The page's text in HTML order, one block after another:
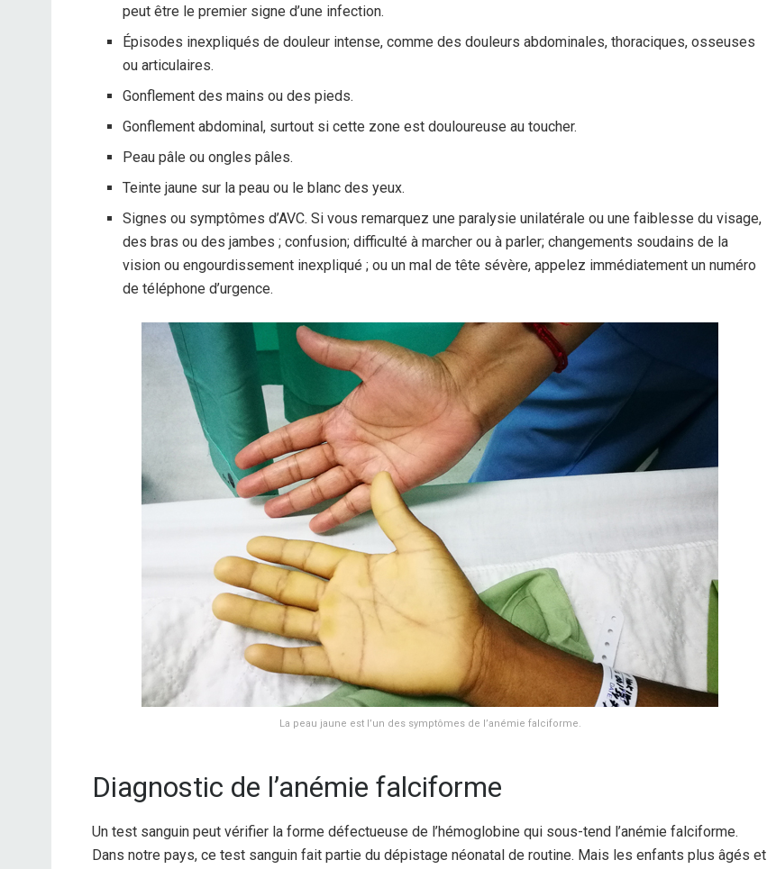
peut être le premier signe d’une infection.
Épisodes inexpliqués de douleur intense, comme des douleurs abdominales, thoraciques, osseuses
ou articulaires.
Gonflement des mains ou des pieds.
Gonflement abdominal, surtout si cette zone est douloureuse au toucher.
Peau pâle ou ongles pâles.
Teinte jaune sur la peau ou le blanc des yeux.
Signes ou symptômes d’AVC. Si vous remarquez une paralysie unilatérale ou une faiblesse du visage,
des bras ou des jambes ; confusion; difficulté à marcher ou à parler; changements soudains de la
vision ou engourdissement inexpliqué ; ou un mal de tête sévère, appelez immédiatement un numéro
de téléphone d’urgence.
La peau jaune est l’un des symptômes de l’anémie falciforme.
Diagnostic de l’anémie falciforme
Un test sanguin peut vérifier la forme défectueuse de l’hémoglobine qui sous-tend l’anémie falciforme.
Dans notre pays, ce test sanguin fait partie du dépistage néonatal de routine. Mais les enfants plus âgés et